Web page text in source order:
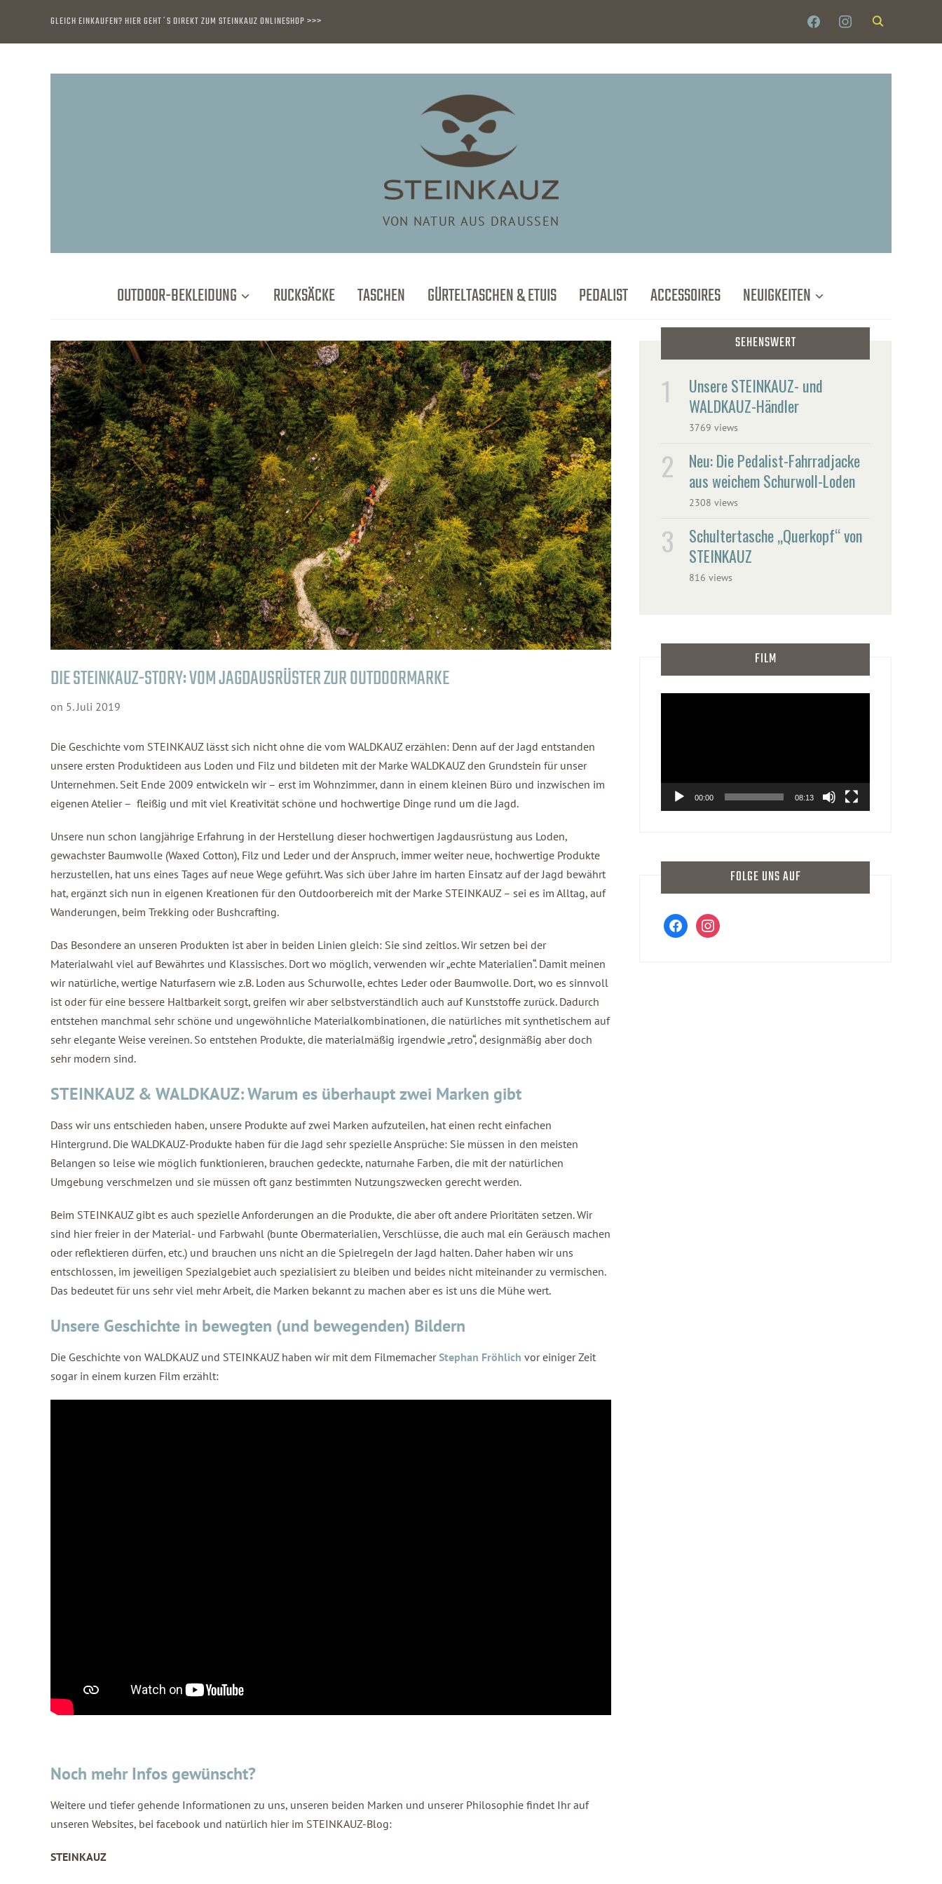
GLEICH EINKAUFEN? HIER GEHT´S DIREKT ZUM STEINKAUZ ONLINESHOP >>> FACEBOOK INSTAGRAM
VON NATUR AUS DRAUSSEN
OUTDOOR-BEKLEIDUNG RUCKSÄCKE TASCHEN GÜRTELTASCHEN & ETUIS PEDALIST ACCESSOIRES NEUIGKEITEN
DIE STEINKAUZ-STORY: VOM JAGDAUSRÜSTER ZUR OUTDOORMARKE
on 5. Juli 2019
Die Geschichte vom STEINKAUZ lässt sich nicht ohne die vom WALDKAUZ erzählen: Denn auf der Jagd entstanden
unsere ersten Produktideen aus Loden und Filz und bildeten mit der Marke WALDKAUZ den Grundstein für unser
Unternehmen. Seit Ende 2009 entwickeln wir – erst im Wohnzimmer, dann in einem kleinen Büro und inzwischen im
eigenen Atelier – fleißig und mit viel Kreativität schöne und hochwertige Dinge rund um die Jagd.
Unsere nun schon langjährige Erfahrung in der Herstellung dieser hochwertigen Jagdausrüstung aus Loden,
gewachster Baumwolle (Waxed Cotton), Filz und Leder und der Anspruch, immer weiter neue, hochwertige Produkte
herzustellen, hat uns eines Tages auf neue Wege geführt. Was sich über Jahre im harten Einsatz auf der Jagd bewährt
hat, ergänzt sich nun in eigenen Kreationen für den Outdoorbereich mit der Marke STEINKAUZ – sei es im Alltag, auf
Wanderungen, beim Trekking oder Bushcrafting.
Das Besondere an unseren Produkten ist aber in beiden Linien gleich: Sie sind zeitlos. Wir setzen bei der
Materialwahl viel auf Bewährtes und Klassisches. Dort wo möglich, verwenden wir „echte Materialien“. Damit meinen
wir natürliche, wertige Naturfasern wie z.B. Loden aus Schurwolle, echtes Leder oder Baumwolle. Dort, wo es sinnvoll
ist oder für eine bessere Haltbarkeit sorgt, greifen wir aber selbstverständlich auch auf Kunststoffe zurück. Dadurch
entstehen manchmal sehr schöne und ungewöhnliche Materialkombinationen, die natürliches mit synthetischem auf
sehr elegante Weise vereinen. So entstehen Produkte, die materialmäßig irgendwie „retro“, designmäßig aber doch
sehr modern sind.
STEINKAUZ & WALDKAUZ: Warum es überhaupt zwei Marken gibt
Dass wir uns entschieden haben, unsere Produkte auf zwei Marken aufzuteilen, hat einen recht einfachen
Hintergrund. Die WALDKAUZ-Produkte haben für die Jagd sehr spezielle Ansprüche: Sie müssen in den meisten
Belangen so leise wie möglich funktionieren, brauchen gedeckte, naturnahe Farben, die mit der natürlichen
Umgebung verschmelzen und sie müssen oft ganz bestimmten Nutzungszwecken gerecht werden.
Beim STEINKAUZ gibt es auch spezielle Anforderungen an die Produkte, die aber oft andere Prioritäten setzen. Wir
sind hier freier in der Material- und Farbwahl (bunte Obermaterialien, Verschlüsse, die auch mal ein Geräusch machen
oder reflektieren dürfen, etc.) und brauchen uns nicht an die Spielregeln der Jagd halten. Daher haben wir uns
entschlossen, im jeweiligen Spezialgebiet auch spezialisiert zu bleiben und beides nicht miteinander zu vermischen.
Das bedeutet für uns sehr viel mehr Arbeit, die Marken bekannt zu machen aber es ist uns die Mühe wert.
Unsere Geschichte in bewegten (und bewegenden) Bildern
Die Geschichte von WALDKAUZ und STEINKAUZ haben wir mit dem FilmemacherStephan Fröhlich vor einiger Zeit
sogar in einem kurzen Film erzählt:
Noch mehr Infos gewünscht?
Weitere und tiefer gehende Informationen zu uns, unseren beiden Marken und unserer Philosophie findet Ihr auf
unseren Websites, bei facebook und natürlich hier im STEINKAUZ-Blog:
STEINKAUZ
SEHENSWERT
Unsere STEINKAUZ- und
WALDKAUZ-Händler
3769 views
Neu: Die Pedalist-Fahrradjacke
aus weichem Schurwoll-Loden
2308 views
Schultertasche „Querkopf“ von
STEINKAUZ
816 views
FILM
00:00 08:13
FOLGE UNS AUF
facebookinstagram